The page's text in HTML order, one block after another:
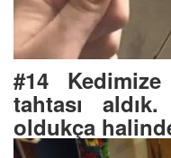
#14
tahtası
oldukça